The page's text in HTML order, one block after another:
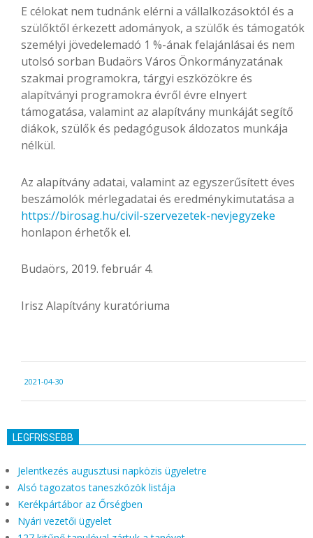
E célokat nem tudnánk elérni a vállalkozásoktól és a
szülőktől érkezett adományok, a szülők és támogatók
személyi jövedelemadó 1 %-ának felajánlásai és nem
utolsó sorban Budaörs Város Önkormányzatának
szakmai programokra, tárgyi eszközökre és
alapítványi programokra évről évre elnyert
támogatása, valamint az alapítvány munkáját segítő
diákok, szülők és pedagógusok áldozatos munkája
nélkül.
Az alapítvány adatai, valamint az egyszerűsített éves
beszámolók mérlegadatai és eredménykimutatása a
https://birosag.hu/civil-szervezetek-nevjegyzeke
honlapon érhetők el.
Budaörs, 2019. február 4.
Irisz Alapítvány kuratóriuma
04-
30
2021-04-30
LEGFRISSEBB
Jelentkezés augusztusi napközis ügyeletre
Alsó tagozatos taneszközök listája
Kerékpártábor az Őrségben
Nyári vezetői ügyelet